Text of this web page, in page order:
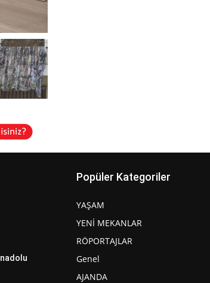
Popüler Kategoriler
YAŞAM
YENİ MEKANLAR
RÖPORTAJLAR
Genel
AJANDA